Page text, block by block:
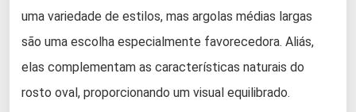
uma variedade de estilos, mas argolas médias largas
são uma escolha especialmente favorecedora. Aliás,
elas complementam as características naturais do
rosto oval, proporcionando um visual equilibrado.